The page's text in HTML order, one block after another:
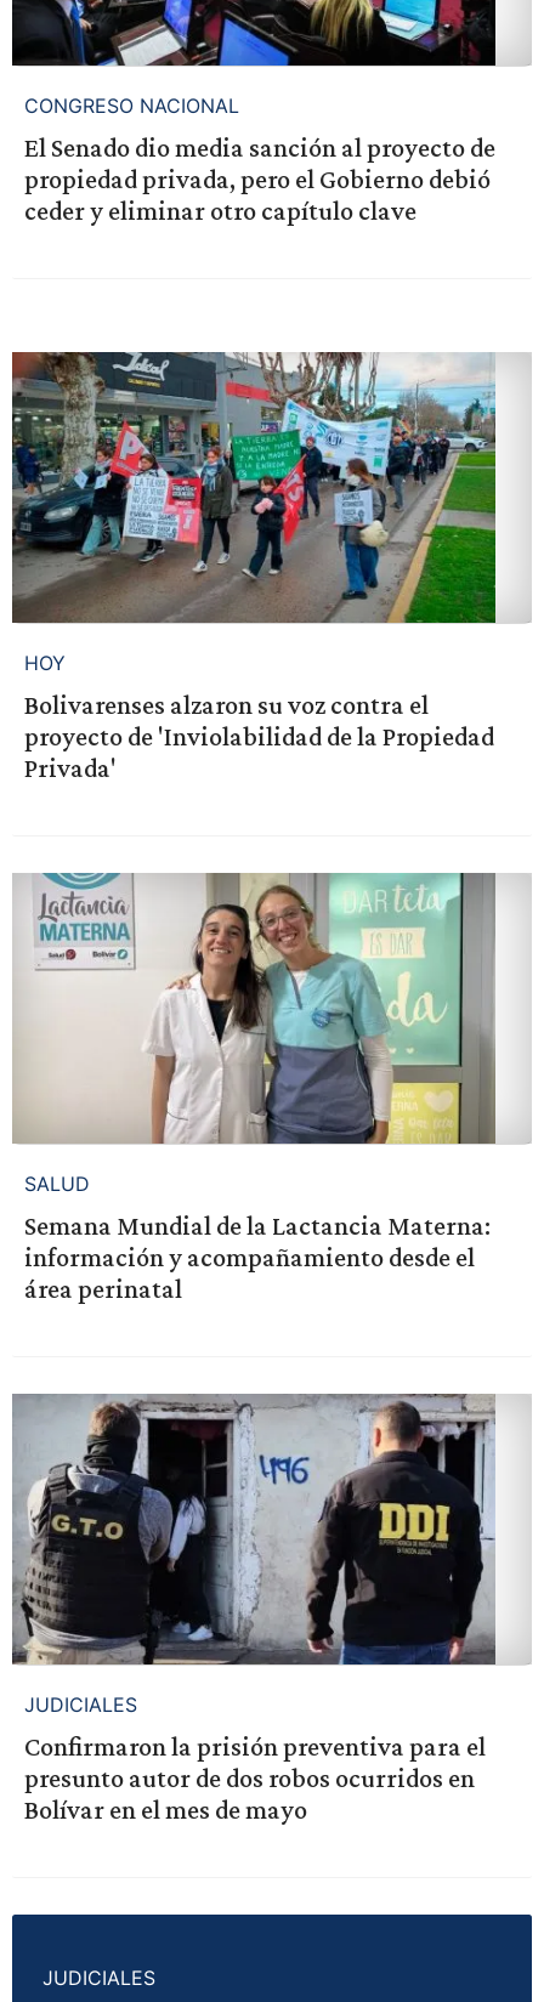
CONGRESO NACIONAL
El Senado dio media sanción al proyecto de
propiedad privada, pero el Gobierno debió
ceder y eliminar otro capítulo clave
HOY
Bolivarenses alzaron su voz contra el
proyecto de 'Inviolabilidad de la Propiedad
Privada'
SALUD
Semana Mundial de la Lactancia Materna:
información y acompañamiento desde el
área perinatal
JUDICIALES
Confirmaron la prisión preventiva para el
presunto autor de dos robos ocurridos en
Bolívar en el mes de mayo
JUDICIALES